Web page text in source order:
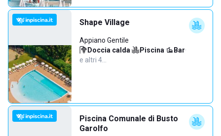
Shape Village
Appiano Gentile
Doccia calda· Piscina· Bar·
e altri 4…
Piscina Comunale di Busto
Garolfo